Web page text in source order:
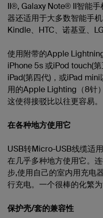
II®, Galaxy Note® II智能
器还适用于大多数智能手
Kindle、HTC、诺基亚、
使用附带的Apple
iPhone 5s 或iPod touch(
iPad(第四代)，或iPad
用的Apple Lighting（8针
这使得接驳比以往更容易。
在各种地方使用它
USB转Micro-USB线缆适
在几乎多种地方使用它。
步,使用自己的室内用充电
行充电。一个很棒的化繁
保护壳/套的兼容性